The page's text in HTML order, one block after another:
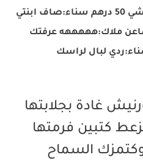
6 سنين ملاك:وايالله طلعي شي 50 درهم سناء:صاف ابنتي
ملاك:هههههه عرفتك
لبال لراسك
غادة بجلابتها
كتبين فرمتها
السماح